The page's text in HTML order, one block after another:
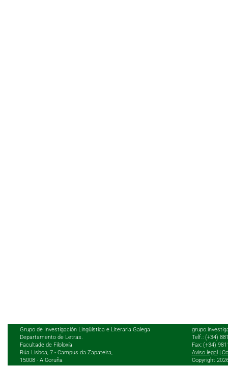
Grupo de Investigación Lingüística e Literaria Galega
Departamento de Letras.
Facultade de Filoloxía
Rúa Lisboa, 7 - Campus da Zapateira,
15008 - A Coruña
Telf.: (+34)
Fax: (+34)
Aviso legal
Copyright